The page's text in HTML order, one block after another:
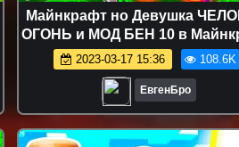
Майнкрафт но Девушка
ОГОНЬ и МОД БЕН 10 в
НУБ И ПРО ВИДЕО
MINECRAFT
2023-03-17 15:36 108.6K
ЕвгенБро